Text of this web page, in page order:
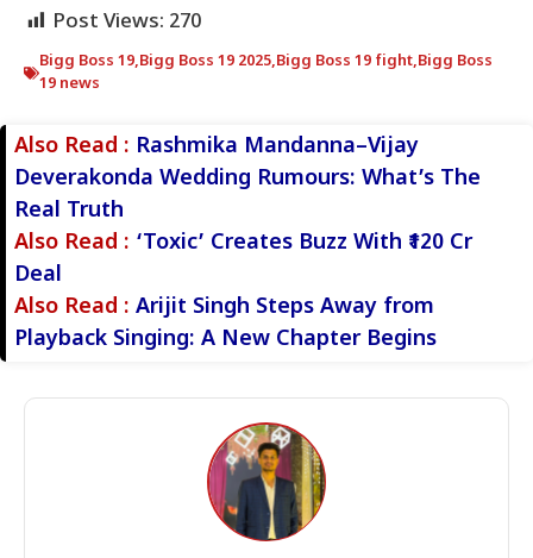
Post Views: 270
Bigg Boss 19,Bigg Boss 19 2025,Bigg Boss 19 fight,Bigg Boss
19 news
Also Read : Rashmika Mandanna–Vijay
Deverakonda Wedding Rumours: What’s The
Real Truth
Also Read : ‘Toxic’ Creates Buzz With ₹120 Cr
Deal
Also Read : Arijit Singh Steps Away from
Playback Singing: A New Chapter Begins